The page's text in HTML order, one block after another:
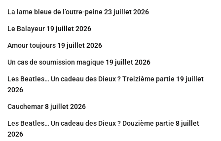
La lame bleue de l’outre-peine 23 juillet 2026
Le Balayeur 19 juillet 2026
Amour toujours 19 juillet 2026
Un cas de soumission magique 19 juillet 2026
Les Beatles… Un cadeau des Dieux ? Treizième partie 19 juillet
2026
Cauchemar8 juillet 2026
Les Beatles… Un cadeau des Dieux ? Douzième partie 8 juillet
2026